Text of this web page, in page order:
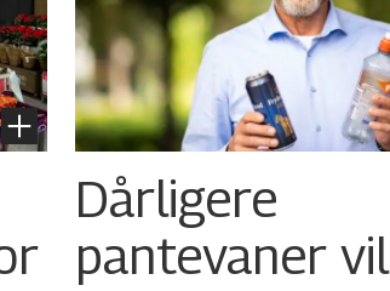
Dårligere
pantevaner vil